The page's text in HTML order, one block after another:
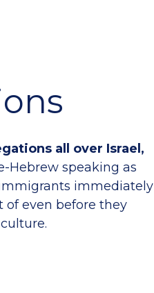
all over Israel,
Hebrew speaking as
immediately
even before they